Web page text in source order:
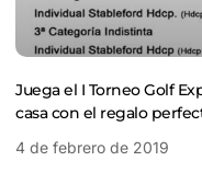
Juega el I Torneo Golf
casa con el regalo
4 de febrero de 2019